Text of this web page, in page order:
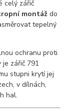
celý zářič
montáž do
tepelný
ochranu proti
je zářič 791
stupni krytí jej
v dílnách,
hal.